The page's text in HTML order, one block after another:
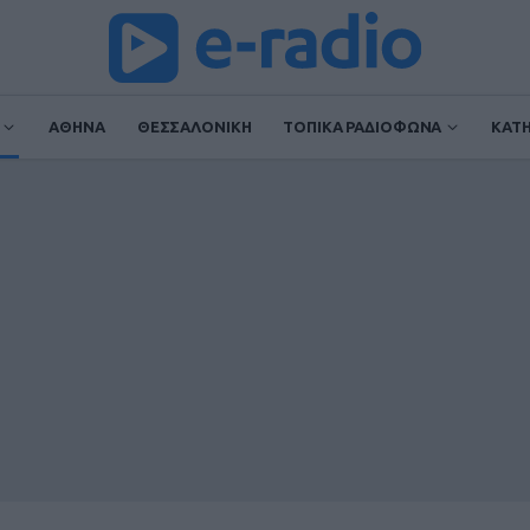
ΑΘΗΝΑ ΘΕΣΣΑΛΟΝΙΚΗ ΤΟΠΙΚΑ ΡΑΔΙΟΦΩΝΑ